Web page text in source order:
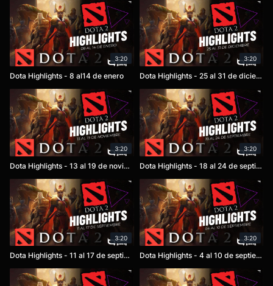
3:20
Dota Highlights - 8 al14 de enero
3:20
Dota Highlights - 25 al 31 de diciembre
3:20
Dota Highlights - 13 al 19 de noviembre
3:20
Dota Highlights - 18 al 24 de septiembre
3:20
Dota Highlights - 11 al 17 de septiembre
3:20
Dota Highlights - 4 al 10 de septiembre